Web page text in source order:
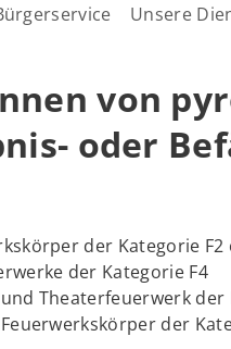
Unsere
von
oder
der Kategorie F2
der Kategorie F4
Theaterfeuerwerk der
der